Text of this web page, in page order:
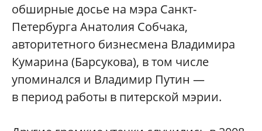
обширные досье на мэра Санкт-
Петербурга Анатолия Собчака,
авторитетного бизнесмена Владимира
Кумарина (Барсукова), в том числе
упоминался и Владимир Путин —
в период работы в питерской мэрии.